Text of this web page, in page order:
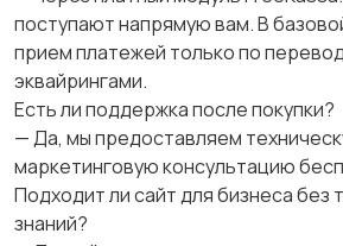
поступают напрямую вам. В
прием платежей только по
эквайрингами.
Есть ли поддержка после покупки?
— Да, мы предоставляем
маркетинговую консультацию
Подходит ли сайт для бизнеса без
знаний?